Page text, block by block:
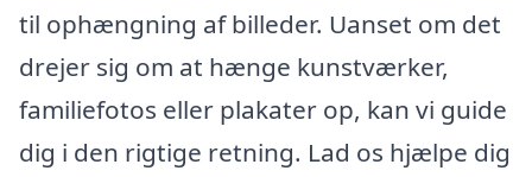
til ophængning af billeder. Uanset om det
drejer sig om at hænge kunstværker,
familiefotos eller plakater op, kan vi guide
dig i den rigtige retning. Lad os hjælpe dig